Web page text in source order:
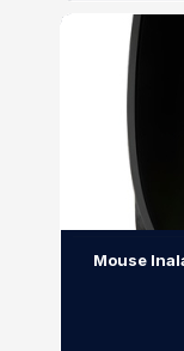
Mouse